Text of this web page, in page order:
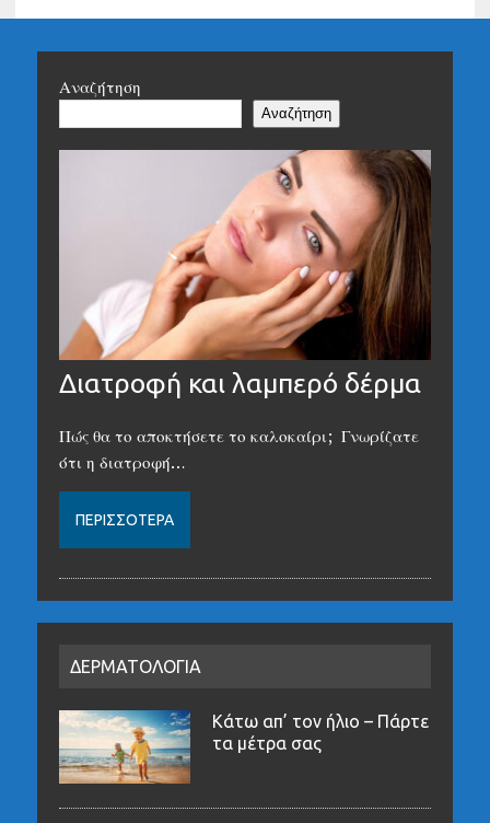
Αναζήτηση
Αναζήτηση
Διατροφή και λαμπερό δέρμα
Πώς θα το αποκτήσετε το καλοκαίρι; Γνωρίζατε
ότι η διατροφή…
ΠΕΡΙΣΣΌΤΕΡΑ
ΔΕΡΜΑΤΟΛΟΓΙΑ
Κάτω απ’ τον ήλιο – Πάρτε
τα μέτρα σας